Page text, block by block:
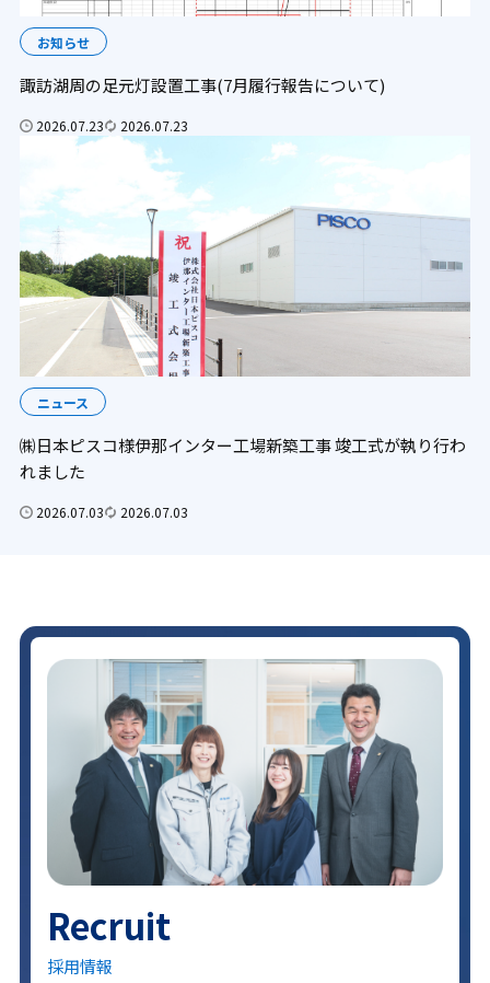
お知らせ
諏訪湖周の足元灯設置工事(7月履行報告について)
2026.07.23 2026.07.23
ニュース
㈱日本ピスコ様伊那インター工場新築工事 竣工式が執り行わ
れました
2026.07.03 2026.07.03
Recruit
採用情報